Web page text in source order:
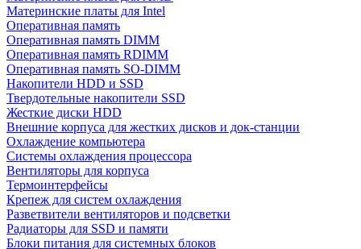
Материнские платы для Intel
Оперативная память
Оперативная память DIMM
Оперативная память RDIMM
Оперативная память SO-DIMM
Накопители HDD и SSD
Твердотельные накопители SSD
Жесткие диски HDD
Внешние корпуса для жестких дисков и док-станции
Охлаждение компьютера
Системы охлаждения процессора
Вентиляторы для корпуса
Термоинтерфейсы
Крепеж для систем охлаждения
Разветвители вентиляторов и подсветки
Радиаторы для SSD и памяти
Блоки питания для системных блоков